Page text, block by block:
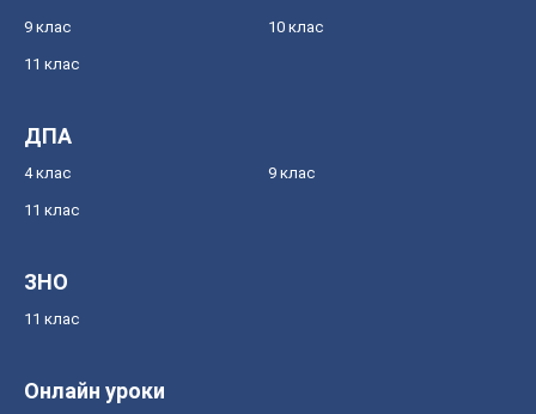
9 клас 10 клас
11 клас
ДПА
4 клас 9 клас
11 клас
ЗНО
11 клас
Онлайн уроки